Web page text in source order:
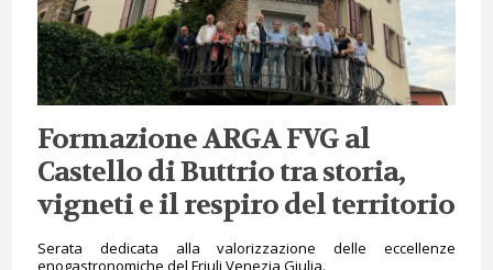
Formazione ARGA FVG al
Castello di Buttrio tra storia,
vigneti e il respiro del territorio
Serata dedicata alla valorizzazione delle eccellenze